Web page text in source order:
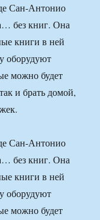
Сан-Антонио
без книг. Она
книги в ней
оборудуют
можно будет
и брать домой,
Сан-Антонио
без книг. Она
книги в ней
оборудуют
можно будет